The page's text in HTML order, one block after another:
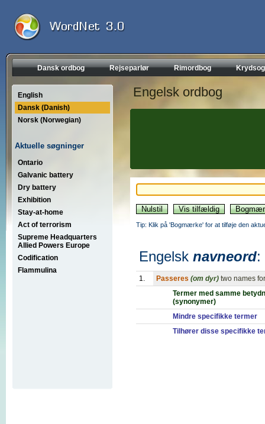
Dansk ordbog Rejseparlør Rimordbog
English
Dansk (Danish)
Norsk (Norwegian)
Aktuelle søgninger
Ontario
Galvanic battery
Dry battery
Exhibition
Stay-at-home
Act of terrorism
Supreme Headquarters
Allied Powers Europe
Codification
Flammulina
Engelsk ordbog
Tip: Klik på 'Bogmærke' for at tilføje den
Engelsk navneord:
1. Passeres (om dyr) two names
Termer med samme
(synonymer)
Mindre specifikke termer
Tilhører disse specifikke